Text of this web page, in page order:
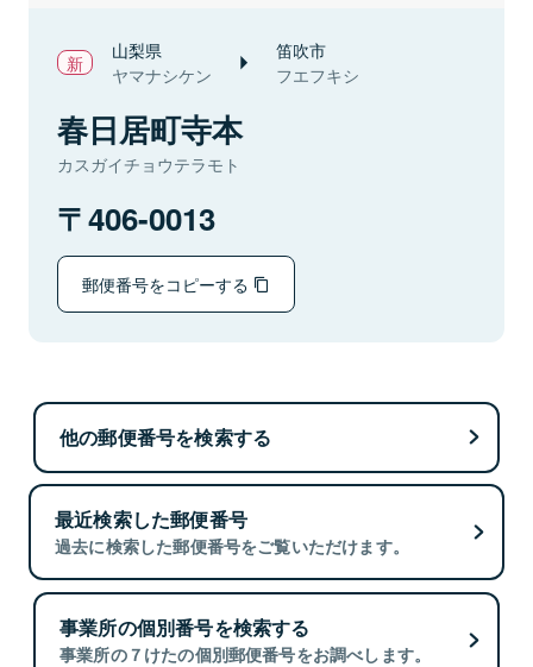
山梨県
ヤマナシケン
笛吹市
フエフキシ
春日居町寺本
カスガイチョウテラモト
406-0013
郵便番号をコピーする
他の郵便番号を検索する
最近検索した郵便番号
過去に検索した郵便番号をご覧いただけます。
事業所の個別番号を検索する
事業所の７けたの個別郵便番号をお調べします。